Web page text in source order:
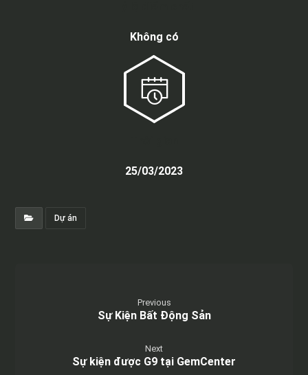
Không có
25/03/2023
Dự án
Previous
Sự Kiện Bất Động Sản
Next
Sự kiện được G9 tại GemCenter